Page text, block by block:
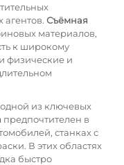
агентов. Съёмная
материалов,
к широкому
физические и
одной из ключевых
предпочтителен в
станках с
В этих областях
быстро